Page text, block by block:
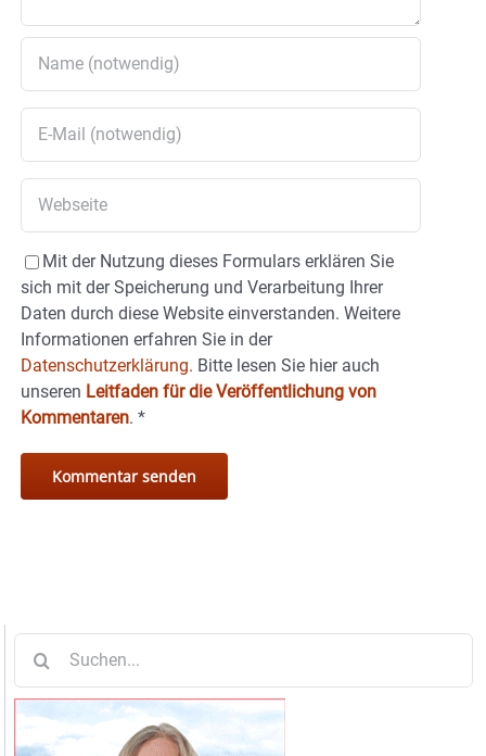
Mit der Nutzung dieses Formulars erklären Sie
sich mit der Speicherung und Verarbeitung Ihrer
Daten durch diese Website einverstanden. Weitere
Informationen erfahren Sie in der
Datenschutzerklärung. Bitte lesen Sie hier auch
unseren Leitfaden für die Veröffentlichung von
Kommentaren. *
nach: